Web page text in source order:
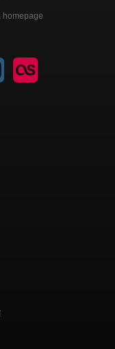
homepage